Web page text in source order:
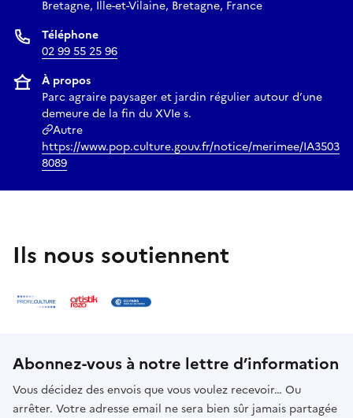
Bretagne, Ille-et-Vilaine, Bretagne, France
Téléphone
02 99 55 25 96
À propos
Parc agraire paysager et jardin régulier autour d’une
demeure de la fin du XVIe s.
Autre
https://www.pop.culture.gouv.fr/notice/merimee/IA3503
8089
Ils nous soutiennent
Abonnez-vous à notre lettre d’information
Vous décidez des envois que vous voulez recevoir… Ou
arrêter. Votre adresse email ne sera bien sûr jamais partagée